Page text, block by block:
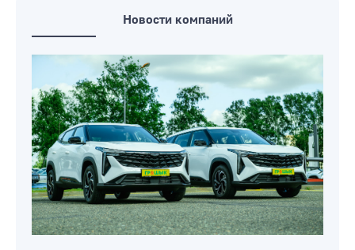
меня всегда очень много!»
Новости компаний